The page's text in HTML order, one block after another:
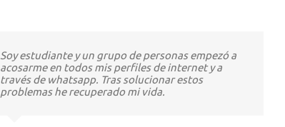
Soy estudiante y un grupo de personas empezó a
acosarme en todos mis perfiles de internet y a
través de whatsapp. Tras solucionar estos
problemas he recuperado mi vida.